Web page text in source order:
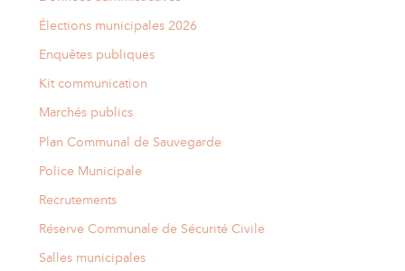
Élections municipales 2026
Enquêtes publiques
Kit communication
Marchés publics
Plan Communal de Sauvegarde
Police Municipale
Recrutements
Réserve Communale de Sécurité Civile
Salles municipales